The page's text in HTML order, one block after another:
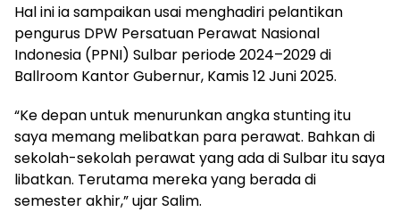
Hal ini ia sampaikan usai menghadiri pelantikan
pengurus DPW Persatuan Perawat Nasional
Indonesia (PPNI) Sulbar periode 2024–2029 di
Ballroom Kantor Gubernur, Kamis 12 Juni 2025.
“Ke depan untuk menurunkan angka stunting itu
saya memang melibatkan para perawat. Bahkan di
sekolah-sekolah perawat yang ada di Sulbar itu saya
libatkan. Terutama mereka yang berada di
semester akhir,” ujar Salim.